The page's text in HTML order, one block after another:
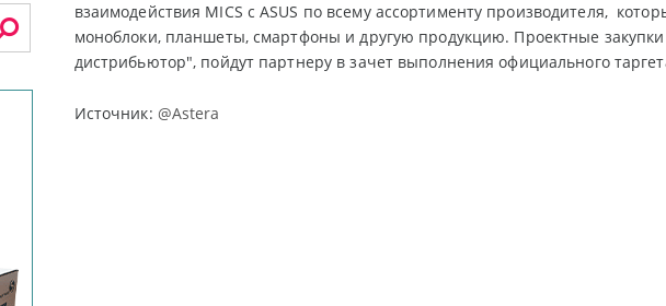
взаимодействия MICS с ASUS по всему ассортименту производителя,
моноблоки, планшеты, смартфоны и другую продукцию. Проектные
дистрибьютор", пойдут партнеру в зачет выполнения официального
Источник: @Astera